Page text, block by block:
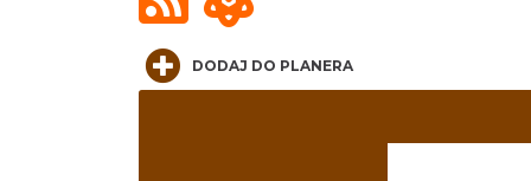
DODAJ DO PLANERA